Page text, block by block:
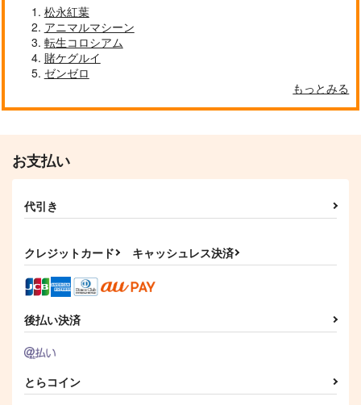
松永紅葉
アニマルマシーン
転生コロシアム
賭ケグルイ
ゼンゼロ
もっとみる
お支払い
代引き
クレジットカード キャッシュレス決済
後払い決済
とらコイン